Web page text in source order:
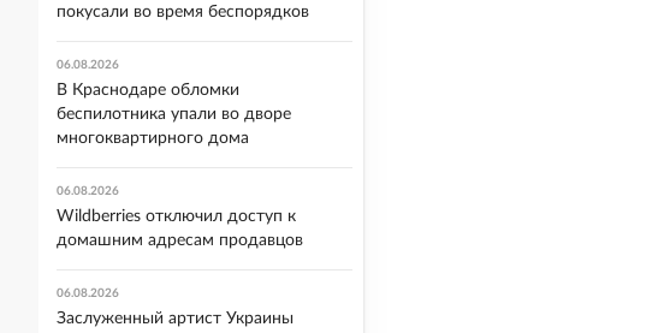
покусали во время беспорядков
06.08.2026
В Краснодаре обломки
беспилотника упали во дворе
многоквартирного дома
06.08.2026
Wildberries отключил доступ к
домашним адресам продавцов
06.08.2026
Заслуженный артист Украины